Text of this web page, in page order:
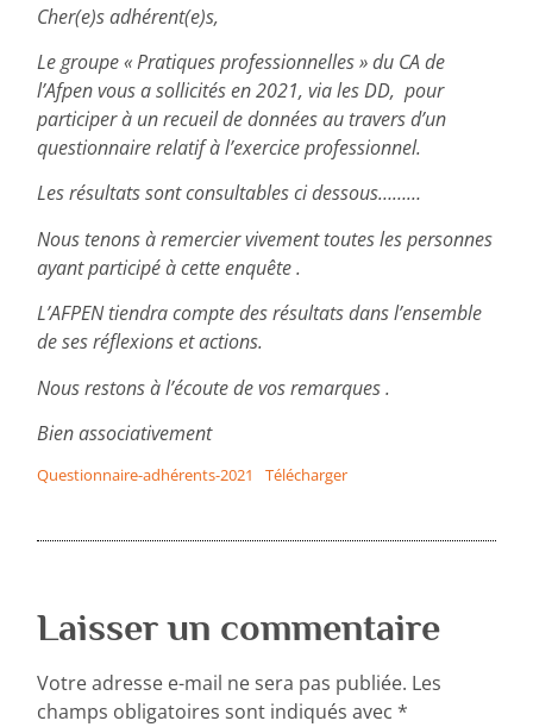
Cher(e)s adhérent(e)s,
Le groupe « Pratiques professionnelles » du CA de
l’Afpen vous a sollicités en 2021, via les DD, pour
participer à un recueil de données au travers d’un
questionnaire relatif à l’exercice professionnel.
Les résultats sont consultables ci dessous………
Nous tenons à remercier vivement toutes les personnes
ayant participé à cette enquête .
L’AFPEN tiendra compte des résultats dans l’ensemble
de ses réflexions et actions.
Nous restons à l’écoute de vos remarques .
Bien associativement
Questionnaire-adhérents-2021 Télécharger
Laisser un commentaire
Votre adresse e-mail ne sera pas publiée. Les
champs obligatoires sont indiqués avec*